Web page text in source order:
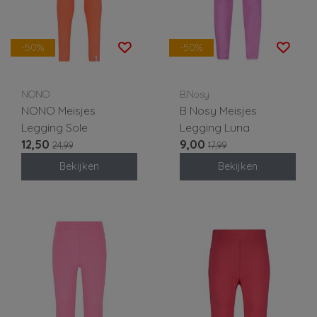
-50%
NONO
NONO Meisjes
Legging Sole
12,50 24,99
Bekijken
-50%
B.Nosy
B Nosy Meisjes
Legging Luna
9,00 17,99
Bekijken